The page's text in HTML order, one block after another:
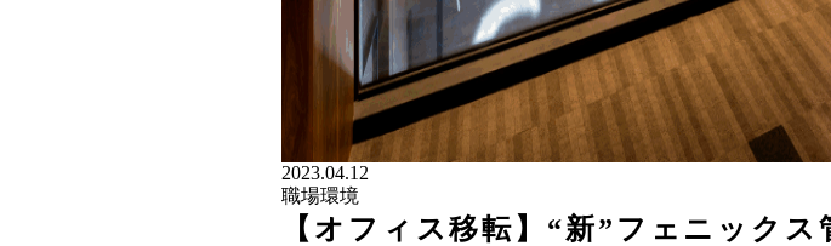
2023.04.12
職場環境
【オフィス移転】“新”フェニック